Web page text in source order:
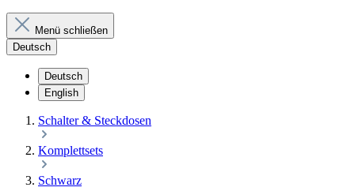
Menü schließen
Deutsch
Deutsch
English
Schalter & Steckdosen
Komplettsets
Schwarz